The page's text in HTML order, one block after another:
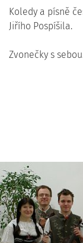
Koledy a písně
Jiřího Pospíšila.
Zvonečky s